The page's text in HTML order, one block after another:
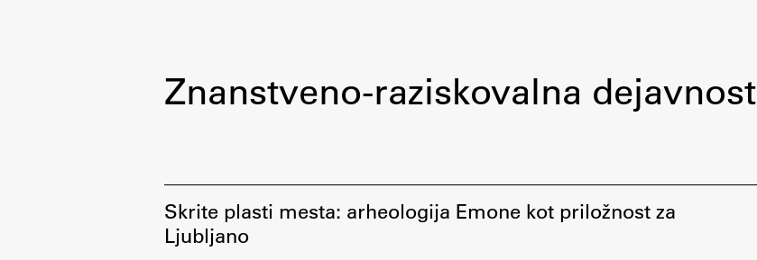
Razvojno sodelovanje in humanitarna
Znanstveno-raziskovalna dejavnost
Skrite plasti mesta: arheologija Emone kot priložnost za
Ljubljano